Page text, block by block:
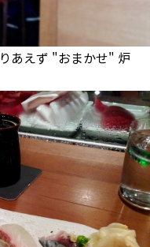
あえず "おまかせ" 炉